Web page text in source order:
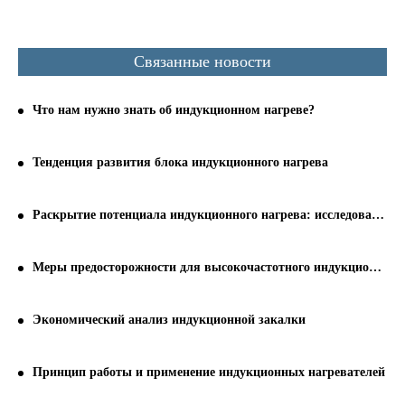
Связанные новости
Что нам нужно знать об индукционном нагреве?
Тенденция развития блока индукционного нагрева
Раскрытие потенциала индукционного нагрева: исследование глубины
Меры предосторожности для высокочастотного индукционного нагревательного оборудования и закалки станков
Экономический анализ индукционной закалки
Принцип работы и применение индукционных нагревателей